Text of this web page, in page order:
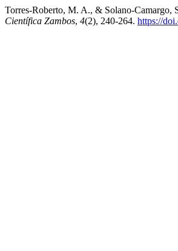
Torres-Roberto, M. A., & Solano-Camargo,
Científica Zambos, 4(2), 240-264. https://